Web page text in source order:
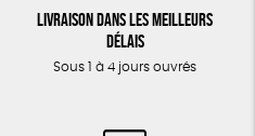
Livraison dans les meilleurs
délais
Sous 1 à 4 jours ouvrés